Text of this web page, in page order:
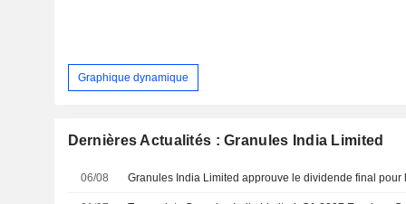
Graphique dynamique
Dernières Actualités : Granules India Limited
06/08 Granules India Limited approuve le dividende final pour